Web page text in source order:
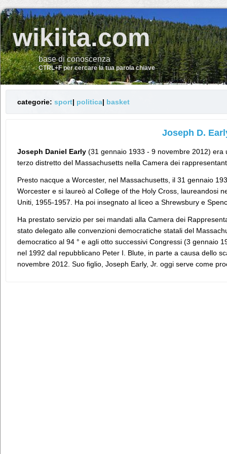
wikiita.com
base di conoscenza
CTRL+F per cercare la tua parola chiave
categorie: sport| politica| basket
Joseph D.
Joseph Daniel Early (31 gennaio 1933 - 9 novembre 2012)
terzo distretto del Massachusetts nella Camera dei
Presto nacque a Worcester, nel Massachusetts, il 31 gennaio
Worcester e si laureò al College of the Holy Cross, laureandosi
Uniti, 1955-1957. Ha poi insegnato al liceo a Shrewsbury e
Ha prestato servizio per sei mandati alla Camera dei
stato delegato alle convenzioni democratiche statali del
democratico al 94 ° e agli otto successivi Congressi (3 gennaio
nel 1992 dal repubblicano Peter I. Blute, in parte a causa dello
novembre 2012. Suo figlio, Joseph Early, Jr. oggi serve come